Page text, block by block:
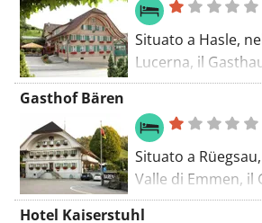
Situato a Hasle,
Lucerna, il
struttura a
gratuito e di
da arredi
e bagno.
Gasthof Bären
Situato a
Valle di Emmen, il
offre un
Hotel Kaiserstuhl